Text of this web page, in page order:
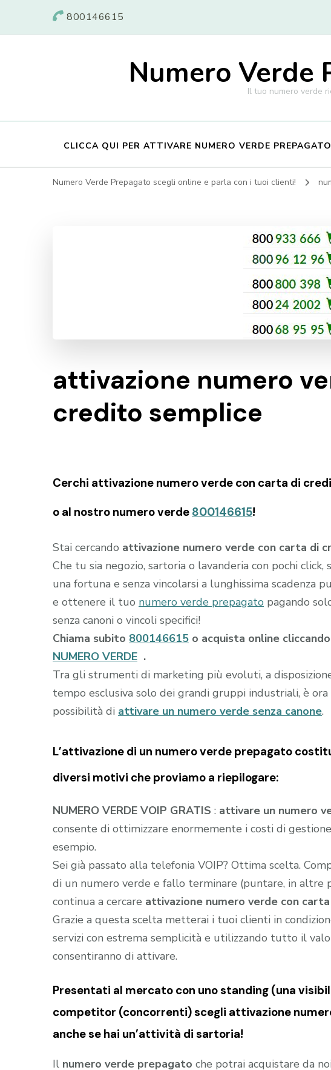
800146615
Numero Verde
Il tuo numero verde
CLICCA QUI PER ATTIVARE NUMERO VERDE PREPAGATO
Numero Verde Prepagato scegli online e parla con i tuoi clienti!
attivazione numero
credito semplice
Cerchi attivazione numero verde con carta di
o al nostro numero verde 800146615!
Stai cercando attivazione numero verde con carta di
Che tu sia negozio, sartoria o lavanderia con pochi click,
una fortuna e senza vincolarsi a lunghissima scadenza
e ottenere il tuo numero verde prepagato pagando
senza canoni o vincoli specifici!
Chiama subito 800146615 o acquista online
NUMERO VERDE .
Tra gli strumenti di marketing più evoluti, a
tempo esclusiva solo dei grandi gruppi industriali, è
possibilità di attivare un numero verde senza canone.
L’attivazione di un numero verde prepagato
diversi motivi che proviamo a riepilogare:
NUMERO VERDE VOIP GRATIS : attivare un numero
consente di ottimizzare enormemente i costi di
esempio.
Sei già passato alla telefonia VOIP? Ottima scelta.
di un numero verde e fallo terminare (puntare, in altre
continua a cercare attivazione numero verde con
Grazie a questa scelta metterai i tuoi clienti in
servizi con estrema semplicità e utilizzando tutto il
consentiranno di attivare.
Presentati al mercato con uno standing (una
competitor (concorrenti) scegli attivazione
anche se hai un’attività di sartoria!
Il numero verde prepagato che potrai acquistare da